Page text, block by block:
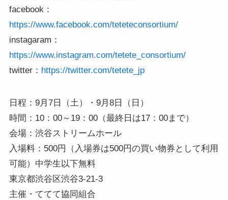
facebook：
https://www.facebook.com/teteteconsortium/
instagaram：
https://www.instagram.com/tetete_consortium/
twitter： https://twitter.com/tetete_jp
日程：9月7日（土）・9月8日（日）
時間：10：00～19：00（最終日は17：00まで）
会場：渋谷ストリームホール
入場料：500円（入場券は500円の買い物券として利用
可能）中学生以下無料
東京都渋谷区渋谷3-21-3
主催・ててて協同組合